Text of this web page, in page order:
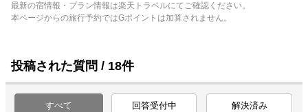
最新の宿情報・プラン情報は楽天トラベルにてご確認ください。
本ページからの旅行予約ではGポイントは加算されません。
投稿された質問 / 18件
すべて 回答受付中 解決済み